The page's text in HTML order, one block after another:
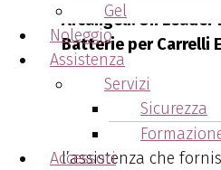
Gel
Noleggio
Assistenza
Servizi
Sicurezza
Accessori
Arcangeli: Un
Batterie per Carrelli
L’ azienda Arcangeli
riconosciuta su
Regione Emilia –
l’assistenza che